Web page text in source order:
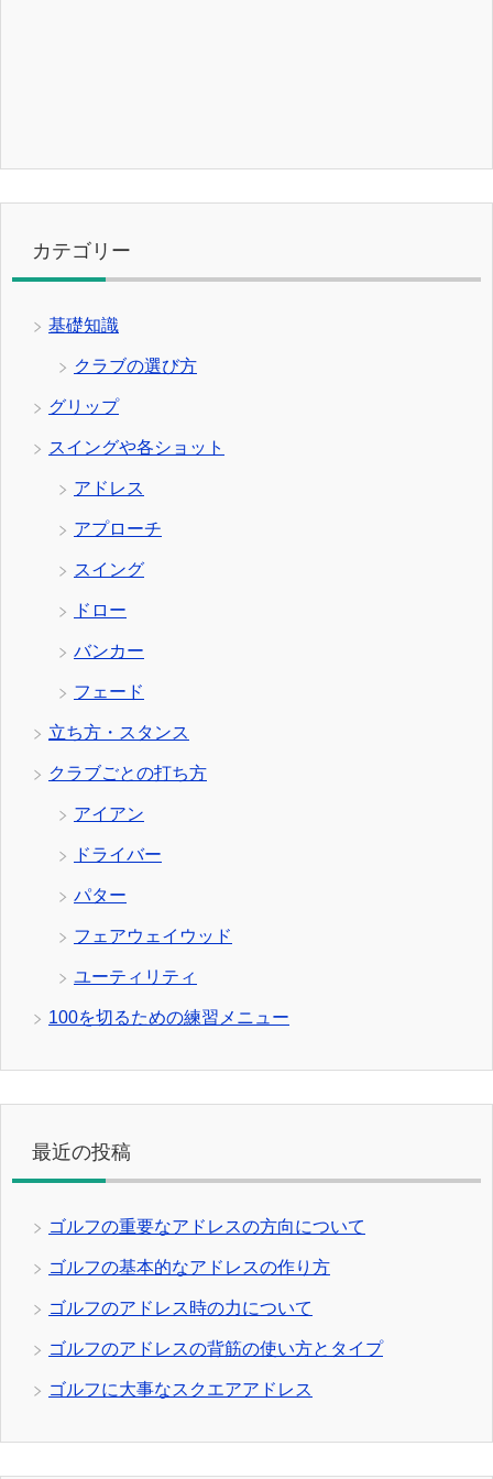
カテゴリー
基礎知識
クラブの選び方
グリップ
スイングや各ショット
アドレス
アプローチ
スイング
ドロー
バンカー
フェード
立ち方・スタンス
クラブごとの打ち方
アイアン
ドライバー
パター
フェアウェイウッド
ユーティリティ
100を切るための練習メニュー
最近の投稿
ゴルフの重要なアドレスの方向について
ゴルフの基本的なアドレスの作り方
ゴルフのアドレス時の力について
ゴルフのアドレスの背筋の使い方とタイプ
ゴルフに大事なスクエアアドレス